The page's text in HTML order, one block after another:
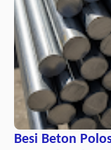
Besi Beton